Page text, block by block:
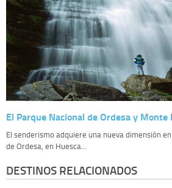
El Parque Nacional de Ordesa y Monte
El senderismo adquiere una nueva dimensión
de Ordesa, en Huesca...
DESTINOS RELACIONADOS